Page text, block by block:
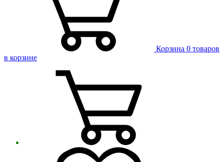
Корзина 0 товаров
в корзине